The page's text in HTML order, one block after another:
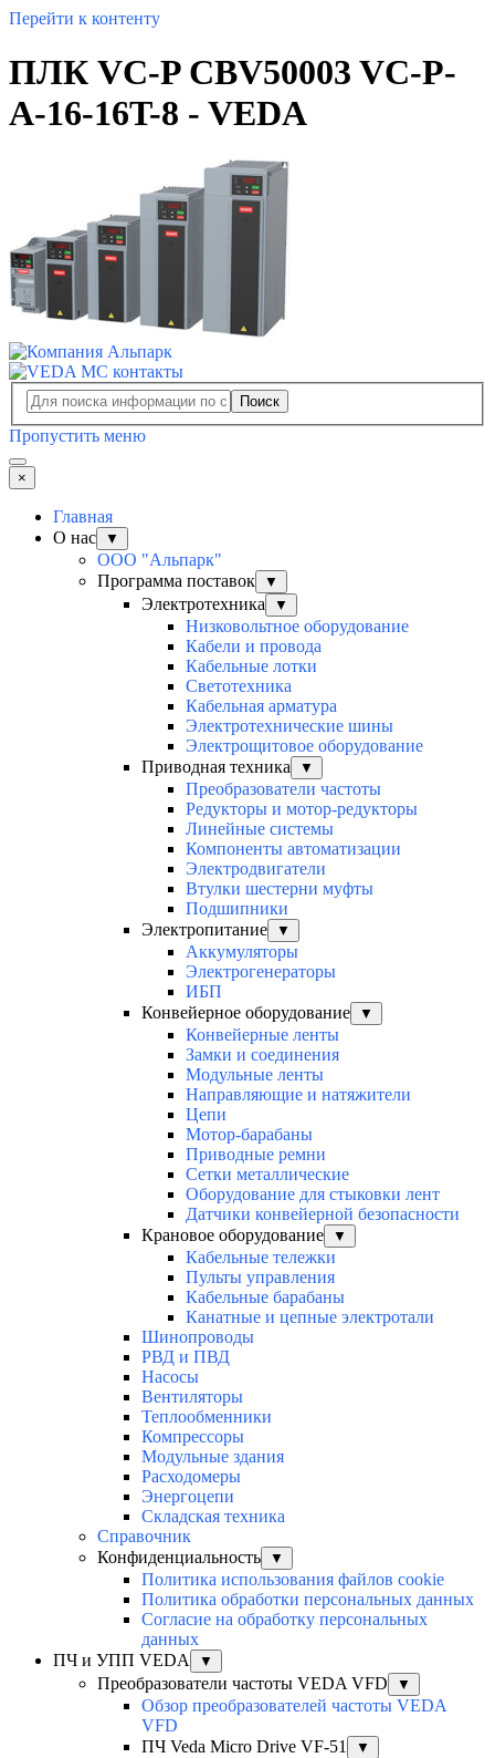
Перейти к контенту
ПЛК VC-P CBV50003 VC-P-
A-16-16T-8 - VEDA
Поиск
Пропустить меню
×
Главная
О нас
▼
ООО "Альпарк"
Программа поставок
▼
Электротехника ▼
Низковольтное оборудование
Кабели и провода
Кабельные лотки
Светотехника
Кабельная арматура
Электротехнические шины
Электрощитовое оборудование
Приводная техника
▼
Преобразователи частоты
Редукторы и мотор-редукторы
Линейные системы
Компоненты автоматизации
Электродвигатели
Втулки шестерни муфты
Подшипники
Электропитание
▼
Аккумуляторы
Электрогенераторы
ИБП
Конвейерное оборудование
▼
Конвейерные ленты
Замки и соединения
Модульные ленты
Направляющие и натяжители
Цепи
Мотор-барабаны
Приводные ремни
Сетки металлические
Оборудование для стыковки лент
Датчики конвейерной безопасности
Крановое оборудование
▼
Кабельные тележки
Пульты управления
Кабельные барабаны
Канатные и цепные электротали
Шинопроводы
РВД и ПВД
Насосы
Вентиляторы
Теплообменники
Компрессоры
Модульные здания
Расходомеры
Энергоцепи
Складская техника
Справочник
Конфиденциальность
▼
Политика использования файлов cookie
Политика обработки персональных данных
Согласие на обработку персональных
данных
ПЧ и УПП VEDA
▼
Преобразователи частоты VEDA VFD ▼
Обзор преобразователей частоты VEDA
VFD
ПЧ Veda Micro Drive VF-51
▼